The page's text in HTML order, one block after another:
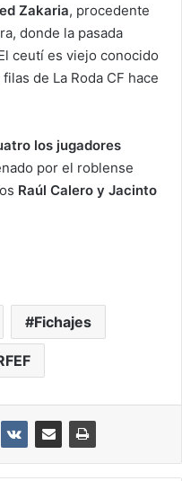
Zakaria, procedente
donde la pasada
ceutí es viejo conocido
de La Roda CF hace
los jugadores
por el roblense
Raúl Calero y Jacinto
Fichajes